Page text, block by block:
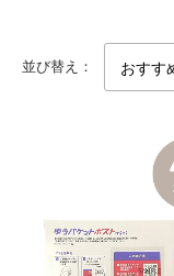
並び替え：